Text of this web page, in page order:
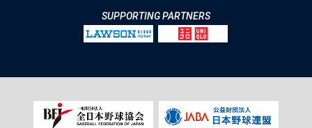
SUPPORTING PARTNERS